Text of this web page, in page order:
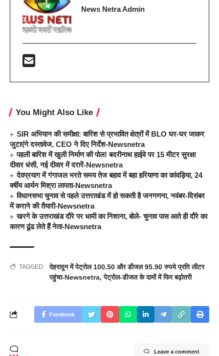
News Netra Admin
You Might Also Like
SIR अभियान की समीक्षा: बारिश से प्रभावित क्षेत्रों में BLO घर-घर जाकर
जुटाएंगे दस्तावेज, CEO ने दिए निर्देश-Newsnetra
पहली बारिश में खुली निर्माण की पोल! बदरीनाथ हाईवे पर 15 मीटर सुरक्षा
दीवार धंसी, नई दीवार में दरारें-Newsnetra
देवप्रयाग में गंगाजल भरते समय तेज बहाव में बहा हरियाणा का कांवड़िया, 24
वर्षीय आर्यन मिश्रा लापता-Newsnetra
विधानसभा चुनाव से पहले उत्तराखंड में हो सकती है जनगणना, नवंबर-दिसंबर
में कराने की तैयारी-Newsnetra
खरगे के उत्तराखंड दौरे पर धामी का निशाना, बोले- चुनाव पास आते ही दौरे का
कारण ढूंढ लेते हैं नेता-Newsnetra
TAGGED:
देहरादून में पेट्रोल 100.50 और डीजल 95.90 रुपये प्रति लीटर
पहुंचा-Newsnetra,पेट्रोल-डीजल के दामों में फिर बढ़ोतरी
Facebook
Leave a comment